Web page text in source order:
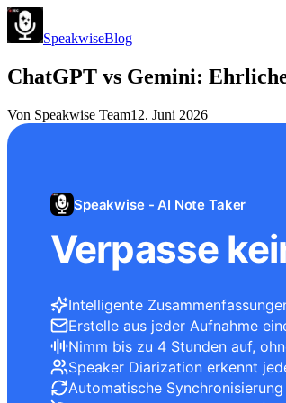
SpeakwiseBlog
ChatGPT vs Gemini:
Von Speakwise Team12. Juni 2026
Speakwise - AI Note Taker
Verpasse
Intelligente
Erstelle aus jeder Aufnahme
Nimm bis zu 4 Stunden auf,
Speaker Diarization erkennt
Automatische